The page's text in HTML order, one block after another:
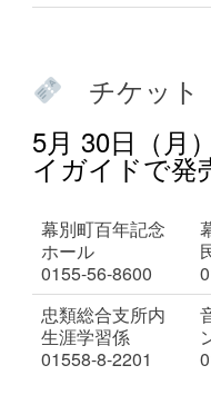
チケット
5月 30日（月
イガイドで発
幕別町百年記念
ホール
0155-56-8600
忠類総合支所内
生涯学習係
01558-8-2201